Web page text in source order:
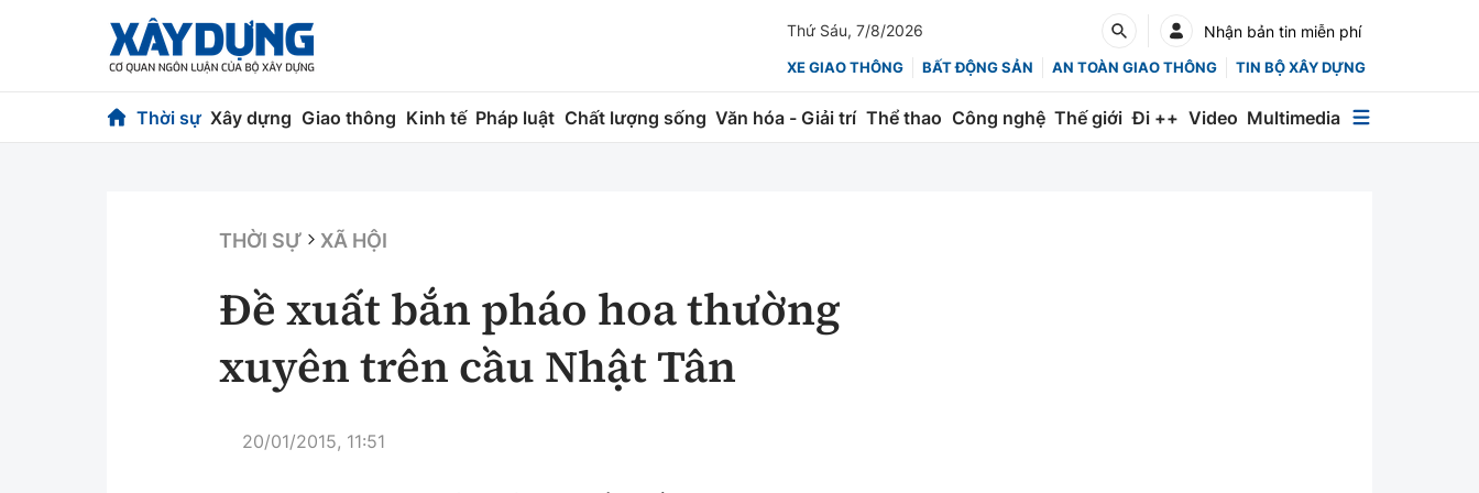
Thứ Sáu, 7/8/2026 Nhận bản tin miễn phí
XE GIAO THÔNG BẤT ĐỘNG SẢN AN TOÀN GIAO THÔNG TIN BỘ XÂY DỰNG
Thời sự Xây dựng Giao thông Kinh tế Pháp luật Chất lượng sống Văn hóa - Giải trí Thể thao Công nghệ Thế giới Đi ++ Video Multimedia
Chuyện dọc đường
Chỉ đạo điều hành
Quy hoạch kiến trúc
Vật liệu xây dựng
Giám định chất lượng
Hàng không
Đường sắt
Chứng khoán
THỜI SỰ XÃ HỘI
Đề xuất bắn pháo hoa thường
xuyên trên cầu Nhật Tân
20/01/2015, 11:51